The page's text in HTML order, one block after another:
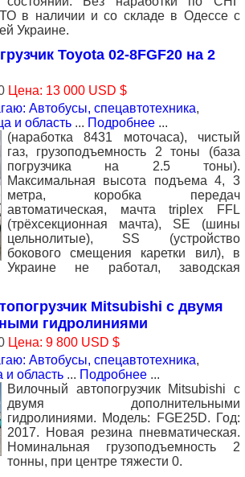
в наличии и со складе в Одессе с
Украине.
Toyota 02-8FGF20 на 2
Цена: 13 000 USD $
Автобусы, спецавтотехника,
и область ... Подробнее ...
(наработка 8431 моточаса), чистый
газ, грузоподъемность 2 тоны (база
погрузчика на 2.5 тоны).
Максимальная высота подъема 4, 3
метра, коробка передач
автоматическая, мачта triplex FFL
(трёхсекционная мачта), SE (шины
цельнолитые), SS (устройство
бокового смещения каретки вил), в
Украине не работал, заводская
Mitsubishi с двумя
гидролиниями
Цена: 9 800 USD $
Автобусы, спецавтотехника,
и область ... Подробнее ...
Вилочный автопогрузчик Mitsubishi с
двумя дополнительными
гидролиниями. Модель: FGE25D. Год:
2017. Новая резина пневматическая.
Номинальная грузоподъемность 2
тонны, при центре тяжести 0.